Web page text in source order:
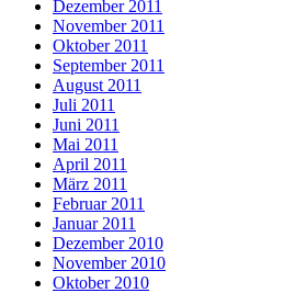
Dezember 2011
November 2011
Oktober 2011
September 2011
August 2011
Juli 2011
Juni 2011
Mai 2011
April 2011
März 2011
Februar 2011
Januar 2011
Dezember 2010
November 2010
Oktober 2010